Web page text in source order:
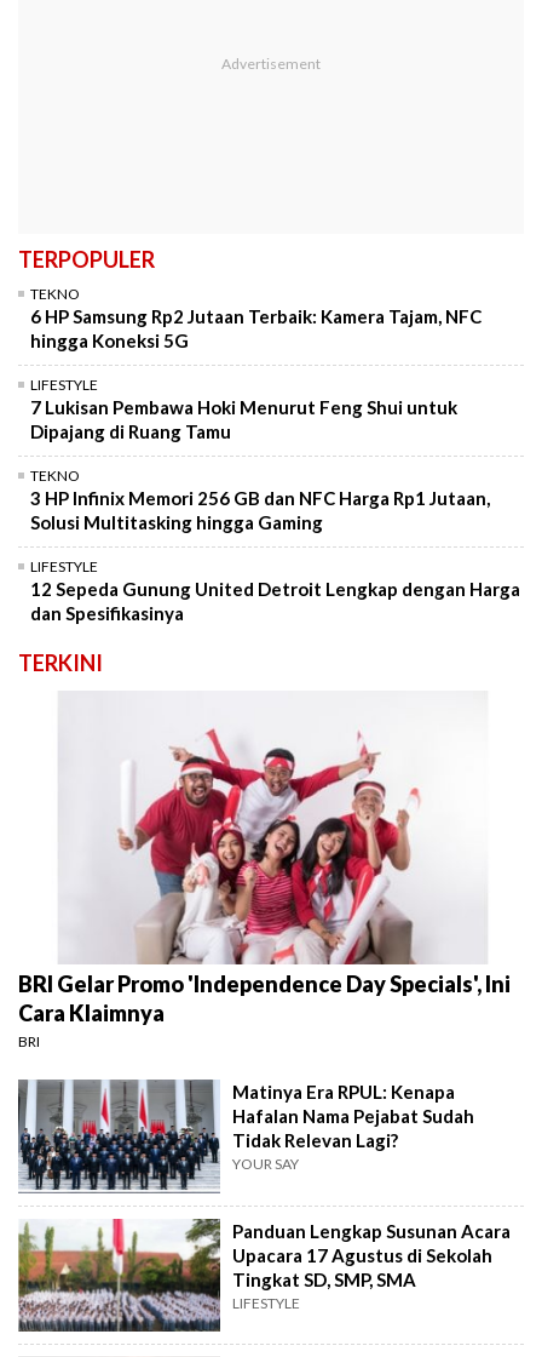
TERPOPULER
TEKNO
6 HP Samsung Rp2 Jutaan Terbaik: Kamera Tajam, NFC
hingga Koneksi 5G
LIFESTYLE
7 Lukisan Pembawa Hoki Menurut Feng Shui untuk
Dipajang di Ruang Tamu
TEKNO
3 HP Infinix Memori 256 GB dan NFC Harga Rp1 Jutaan,
Solusi Multitasking hingga Gaming
LIFESTYLE
12 Sepeda Gunung United Detroit Lengkap dengan Harga
dan Spesifikasinya
TERKINI
BRI Gelar Promo 'Independence Day Specials', Ini
Cara Klaimnya
BRI
Matinya Era RPUL: Kenapa
Hafalan Nama Pejabat Sudah
Tidak Relevan Lagi?
YOUR SAY
Panduan Lengkap Susunan Acara
Upacara 17 Agustus di Sekolah
Tingkat SD, SMP, SMA
LIFESTYLE